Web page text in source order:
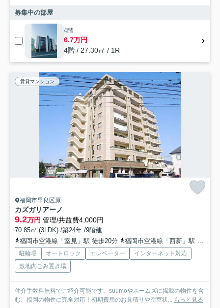
募集中の部屋
4階
6.7万円
4階 / 27.30㎡ / 1R
賃貸マンション
福岡市早良区原
カズガリアーノ
9.2万円 管理/共益費4,000円
70.85㎡ (3LDK) /築24年 /9階建
福岡市空港線「室見」駅 徒歩20分
福岡市空港線「西新」駅 徒歩24分車6分 2.2km
駐輪場 オートロック エレベーター
インターネット対応
敷地内ごみ置き場
仲介手数料無料でご紹介可能です。suumoやホームズに掲載の物件を含
む、福岡の物件に完全対応！初期費用のお見積りや空室状... もっと見る